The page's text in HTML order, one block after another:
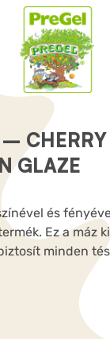
CHERRY
GLAZE
és
Ez a máz
minden